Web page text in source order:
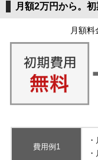
月額2万円から。
月額
費用例1